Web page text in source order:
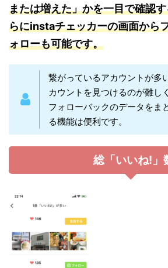
または増えた」かを一目で確認
らにinstaチェッカーの画面から
ォローも可能です。
繋がっているアカウントが多
カウントを見つけるのが難し
フォローバックのデータをま
る機能は便利です。
総「いいね!」